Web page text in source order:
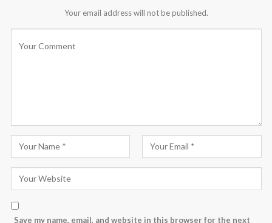
Your email address will not be published.
Save my name, email, and website in this browser for the next